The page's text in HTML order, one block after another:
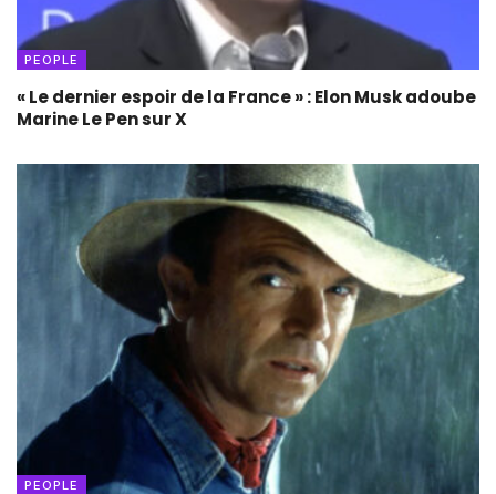
PEOPLE
« Le dernier espoir de la France » : Elon Musk adoube
Marine Le Pen sur X
PEOPLE